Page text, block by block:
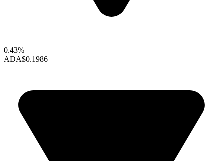
0.43%
ADA$0.1986